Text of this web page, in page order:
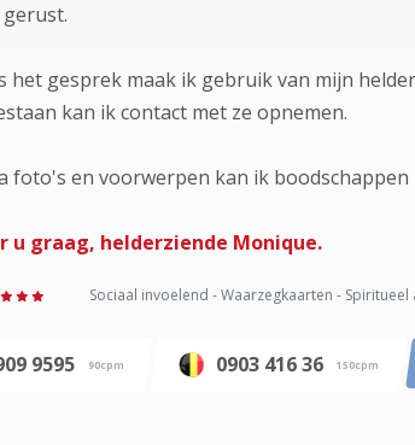
het gesprek maak ik gebruik van mijn
kan ik contact met ze opnemen.
foto's en voorwerpen kan ik
u graag, helderziende Monique.
Sociaal invoelend - Waarzegkaarten - Spiritueel
9595 90cpm 0903 416 36 150cpm